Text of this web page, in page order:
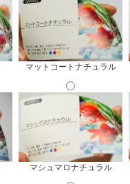
マットコートナチュラル
マシュマロナチュラル